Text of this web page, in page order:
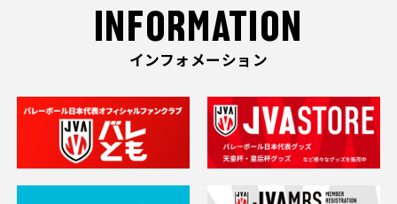
INFORMATION
インフォメーション